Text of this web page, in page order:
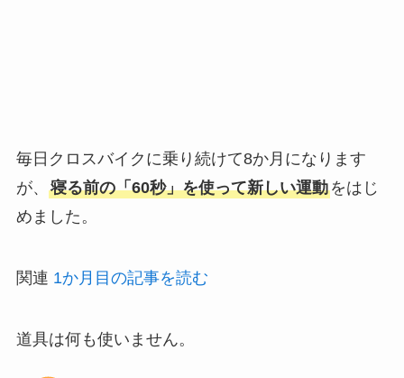
毎日クロスバイクに乗り続けて8か月になります
が、 寝る前の「60秒」を使って新しい運動をはじ
めました。
関連 1か月目の記事を読む
道具は何も使いません。